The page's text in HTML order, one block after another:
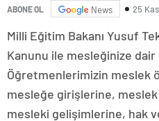
ABONE OL News 25
Milli Eğitim Bakanı Yusuf
Kanunu ile mesleğinize
Öğretmenlerimizin meslek
mesleğe girişlerine,
mesleki gelişimlerine, hak